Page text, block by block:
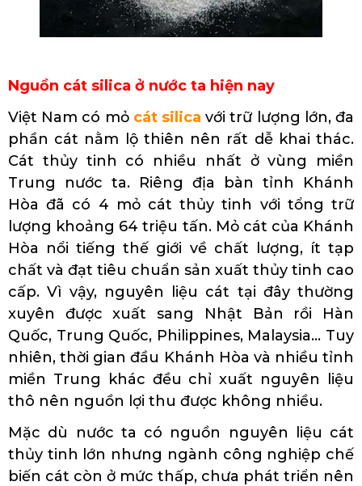
Nguồn cát silica ở nước ta hiện nay
Việt Nam có mỏ cát silica với trữ lượng lớn, đa
phần cát nằm lộ thiên nên rất dễ khai thác.
Cát thủy tinh có nhiều nhất ở vùng miền
Trung nước ta. Riêng địa bàn tỉnh Khánh
Hòa đã có 4 mỏ cát thủy tinh với tổng trữ
lượng khoảng 64 triệu tấn. Mỏ cát của Khánh
Hòa nổi tiếng thế giới về chất lượng, ít tạp
chất và đạt tiêu chuẩn sản xuất thủy tinh cao
cấp. Vì vậy, nguyên liệu cát tại đây thường
xuyên được xuất sang Nhật Bản rồi Hàn
Quốc, Trung Quốc, Philippines, Malaysia… Tuy
nhiên, thời gian đầu Khánh Hòa và nhiều tỉnh
miền Trung khác đều chỉ xuất nguyên liệu
thô nên nguồn lợi thu được không nhiều.
Mặc dù nước ta có nguồn nguyên liệu cát
thủy tinh lớn nhưng ngành công nghiệp chế
biến cát còn ở mức thấp, chưa phát triển nên